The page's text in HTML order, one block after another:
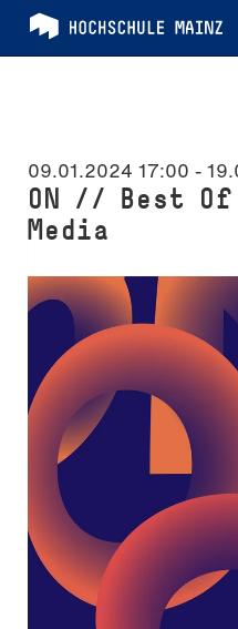
09.01.2024 17:00 -
ON // Best Of
Media